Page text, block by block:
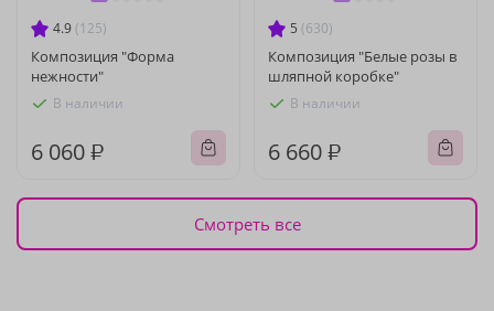
4.9 (125)
Композиция "Форма
нежности"
В наличии
6 060 ₽
5 (630)
Композиция "Белые розы в
шляпной коробке"
В наличии
6 660 ₽
Смотреть все